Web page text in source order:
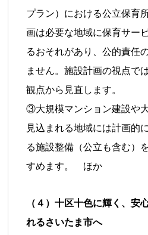
プラン）における公立保育
画は必要な地域に保育サー
るおそれがあり、公的責任
ません。施設計画の視点で
観点から見直します。
③大規模マンション建設や
見込まれる地域には計画的
る施設整備（公立も含む）
すめます。 ほか
（４）十区十色に輝く、安
れるさいたま市へ